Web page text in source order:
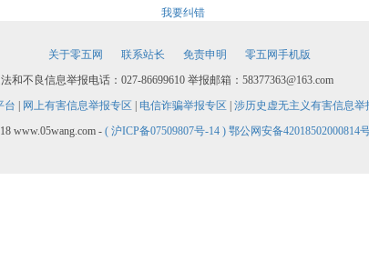
我要纠错
关于零五网 联系站长 免责申明
零五网手机版
和不良信息举报电话：027-86699610 举报邮箱：58377363@163.com
台
网上有害信息举报专区 电信诈骗举报专区 涉历史虚无主义有害信息举
www.05wang.com - ( 沪ICP备07509807号-14 ) 鄂公网安备42018502000814